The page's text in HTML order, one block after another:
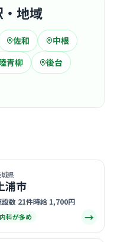
地域
佐和
中根
青柳
後台
城県
浦市
設数 21件時給 1,700円
内科が多め →